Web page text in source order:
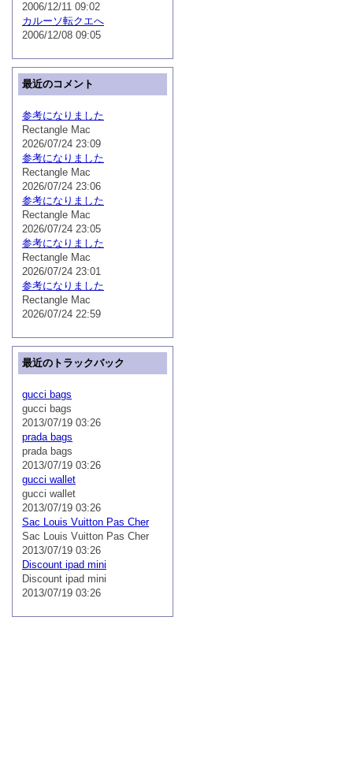
2006/12/11 09:02
カルーソ転クエへ
2006/12/08 09:05
最近のコメント
参考になりました
Rectangle Mac
2026/07/24 23:09
参考になりました
Rectangle Mac
2026/07/24 23:06
参考になりました
Rectangle Mac
2026/07/24 23:05
参考になりました
Rectangle Mac
2026/07/24 23:01
参考になりました
Rectangle Mac
2026/07/24 22:59
最近のトラックバック
gucci bags
gucci bags
2013/07/19 03:26
prada bags
prada bags
2013/07/19 03:26
gucci wallet
gucci wallet
2013/07/19 03:26
Sac Louis Vuitton Pas Cher
Sac Louis Vuitton Pas Cher
2013/07/19 03:26
Discount ipad mini
Discount ipad mini
2013/07/19 03:26